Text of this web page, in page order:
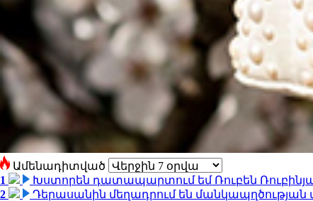
Ամենադիտված
1
Խստորեն դատապարտում եմ Ռուբեն
2
Դերասանին մեղադրում են մանկապղծության